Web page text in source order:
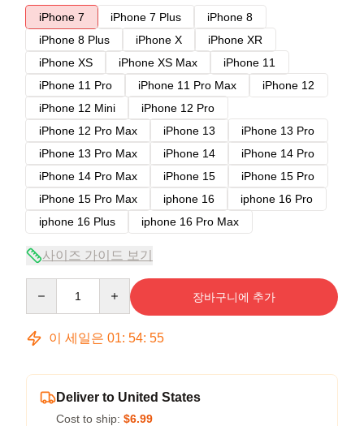
iPhone 7
iPhone 7 Plus
iPhone 8
iPhone 8 Plus
iPhone X
iPhone XR
iPhone XS
iPhone XS Max
iPhone 11
iPhone 11 Pro
iPhone 11 Pro Max
iPhone 12
iPhone 12 Mini
iPhone 12 Pro
iPhone 12 Pro Max
iPhone 13
iPhone 13 Pro
iPhone 13 Pro Max
iPhone 14
iPhone 14 Pro
iPhone 14 Pro Max
iPhone 15
iPhone 15 Pro
iPhone 15 Pro Max
iphone 16
iphone 16 Pro
iphone 16 Plus
iphone 16 Pro Max
사이즈 가이드 보기
장바구니에 추가
이 세일은 01: 54: 54
Deliver to United States
Cost to ship: $6.99